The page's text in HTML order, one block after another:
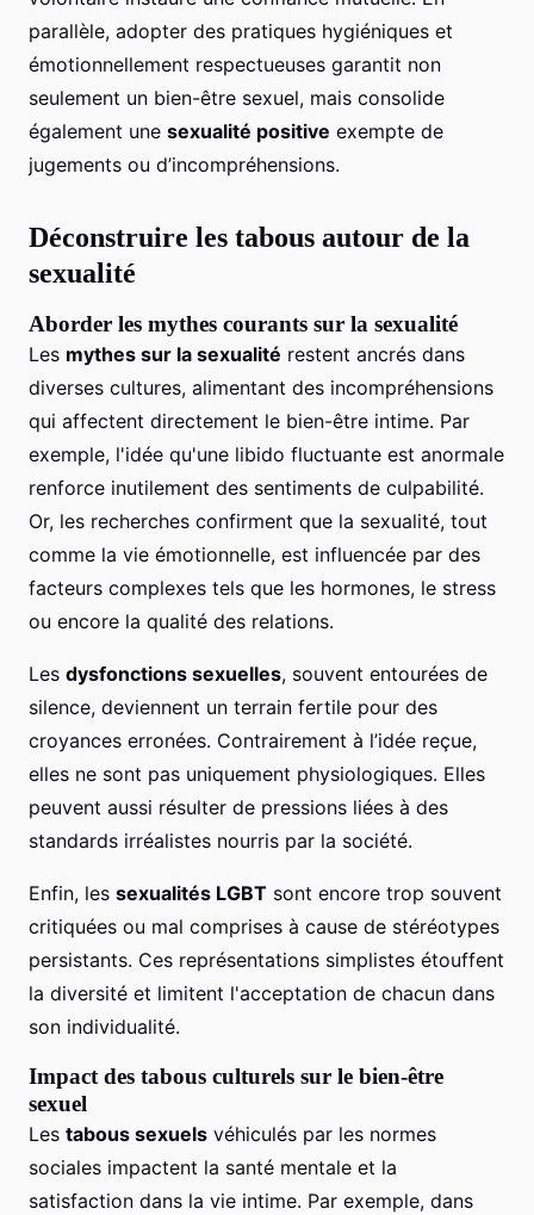
parallèle, adopter des pratiques hygiéniques et
émotionnellement respectueuses garantit non
seulement un bien-être sexuel, mais consolide
également une sexualité positive exempte de
jugements ou d’incompréhensions.
Déconstruire les tabous autour de la
sexualité
Aborder les mythes courants sur la sexualité
Les mythes sur la sexualité restent ancrés dans
diverses cultures, alimentant des incompréhensions
qui affectent directement le bien-être intime. Par
exemple, l'idée qu'une libido fluctuante est anormale
renforce inutilement des sentiments de culpabilité.
Or, les recherches confirment que la sexualité, tout
comme la vie émotionnelle, est influencée par des
facteurs complexes tels que les hormones, le stress
ou encore la qualité des relations.
Les dysfonctions sexuelles, souvent entourées de
silence, deviennent un terrain fertile pour des
croyances erronées. Contrairement à l’idée reçue,
elles ne sont pas uniquement physiologiques. Elles
peuvent aussi résulter de pressions liées à des
standards irréalistes nourris par la société.
Enfin, les sexualités LGBT sont encore trop souvent
critiquées ou mal comprises à cause de stéréotypes
persistants. Ces représentations simplistes étouffent
la diversité et limitent l'acceptation de chacun dans
son individualité.
Impact des tabous culturels sur le bien-être
sexuel
Les tabous sexuels véhiculés par les normes
sociales impactent la santé mentale et la
satisfaction dans la vie intime. Par exemple, dans